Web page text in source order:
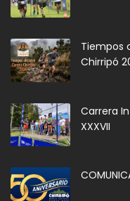
Tiempos
Chirripó
Carrera
XXXVII